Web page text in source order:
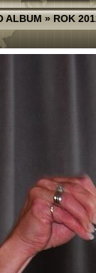
ALBUM»ROK